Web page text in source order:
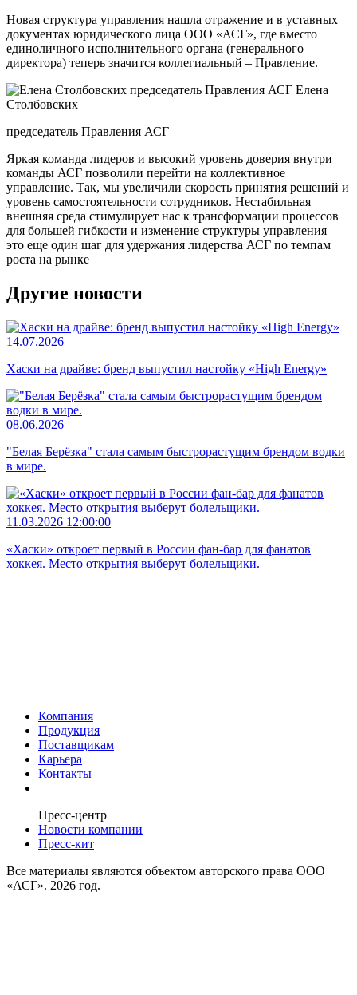
Новая структура управления нашла отражение и в уставных
документах юридического лица ООО «АСГ», где вместо
единоличного исполнительного органа (генерального
директора) теперь значится коллегиальный – Правление.
Елена
Столбовских
председатель Правления АСГ
Яркая команда лидеров и высокий уровень доверия внутри
команды АСГ позволили перейти на коллективное
управление. Так, мы увеличили скорость принятия решений и
уровень самостоятельности сотрудников. Нестабильная
внешняя среда стимулирует нас к трансформации процессов
для большей гибкости и изменение структуры управления –
это еще один шаг для удержания лидерства АСГ по темпам
роста на рынке
Другие новости
14.07.2026
Хаски на драйве: бренд выпустил настойку «High Energy»
08.06.2026
"Белая Берёзка" стала самым быстрорастущим брендом водки
в мире.
11.03.2026 12:00:00
«Хаски» откроет первый в России фан-бар для фанатов
хоккея. Место открытия выберут болельщики.
Компания
Продукция
Поставщикам
Карьера
Контакты
Пресс-центр
Новости компании
Пресс-кит
Все материалы являются объектом авторского права ООО
«АСГ». 2026 год.